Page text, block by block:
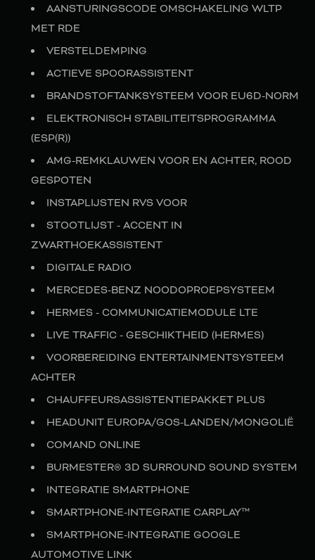
AANSTURINGSCODE OMSCHAKELING WLTP
MET RDE
VERSTELDEMPING
ACTIEVE SPOORASSISTENT
BRANDSTOFTANKSYSTEEM VOOR EU6D-NORM
ELEKTRONISCH STABILITEITSPROGRAMMA
(ESP(R))
AMG-REMKLAUWEN VOOR EN ACHTER, ROOD
GESPOTEN
INSTAPLIJSTEN RVS VOOR
STOOTLIJST - ACCENT IN
ZWARTHOEKASSISTENT
DIGITALE RADIO
MERCEDES-BENZ NOODOPROEPSYSTEEM
HERMES - COMMUNICATIEMODULE LTE
LIVE TRAFFIC - GESCHIKTHEID (HERMES)
VOORBEREIDING ENTERTAINMENTSYSTEEM
ACHTER
CHAUFFEURSASSISTENTIEPAKKET PLUS
HEADUNIT EUROPA/GOS-LANDEN/MONGOLIË
COMAND ONLINE
BURMESTER®️ 3D SURROUND SOUND SYSTEM
INTEGRATIE SMARTPHONE
SMARTPHONE-INTEGRATIE CARPLAY™️
SMARTPHONE-INTEGRATIE GOOGLE
AUTOMOTIVE LINK